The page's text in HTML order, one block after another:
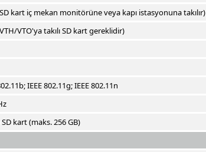
kart iç mekan monitörüne veya kapı istasyonuna takılır)
VTO'ya takılı SD kart gereklidir)
IEEE 802.11g; IEEE 802.11n
kart (maks. 256 GB)